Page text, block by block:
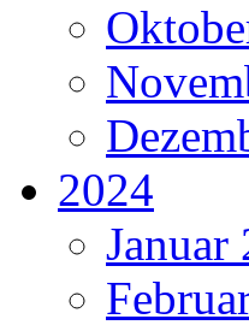
2024
Januar